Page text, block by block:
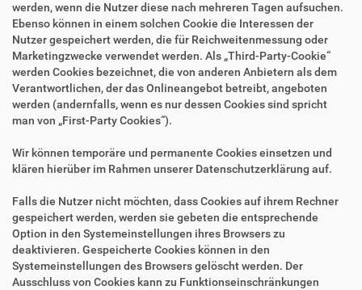
werden, wenn die Nutzer diese nach mehreren Tagen aufsuchen.
Ebenso können in einem solchen Cookie die Interessen der
Nutzer gespeichert werden, die für Reichweitenmessung oder
Marketingzwecke verwendet werden. Als „Third-Party-Cookie“
werden Cookies bezeichnet, die von anderen Anbietern als dem
Verantwortlichen, der das Onlineangebot betreibt, angeboten
werden (andernfalls, wenn es nur dessen Cookies sind spricht
man von „First-Party Cookies“).
Wir können temporäre und permanente Cookies einsetzen und
klären hierüber im Rahmen unserer Datenschutzerklärung auf.
Falls die Nutzer nicht möchten, dass Cookies auf ihrem Rechner
gespeichert werden, werden sie gebeten die entsprechende
Option in den Systemeinstellungen ihres Browsers zu
deaktivieren. Gespeicherte Cookies können in den
Systemeinstellungen des Browsers gelöscht werden. Der
Ausschluss von Cookies kann zu Funktionseinschränkungen